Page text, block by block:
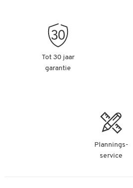
Tot 30 jaar
garantie
Plannings-
service